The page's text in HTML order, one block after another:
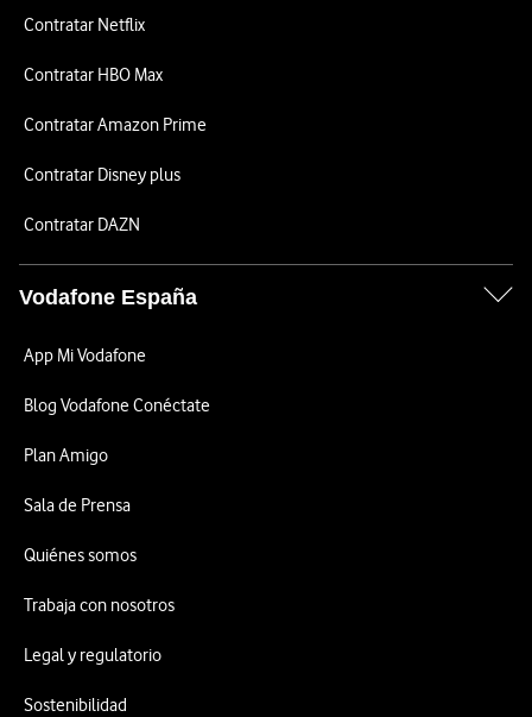
Contratar Netflix
Contratar HBO Max
Contratar Amazon Prime
Contratar Disney plus
Contratar DAZN
Vodafone España
App Mi Vodafone
Blog Vodafone Conéctate
Plan Amigo
Sala de Prensa
Quiénes somos
Trabaja con nosotros
Legal y regulatorio
Sostenibilidad